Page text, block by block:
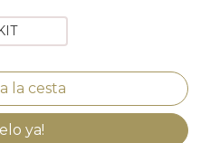
ya!